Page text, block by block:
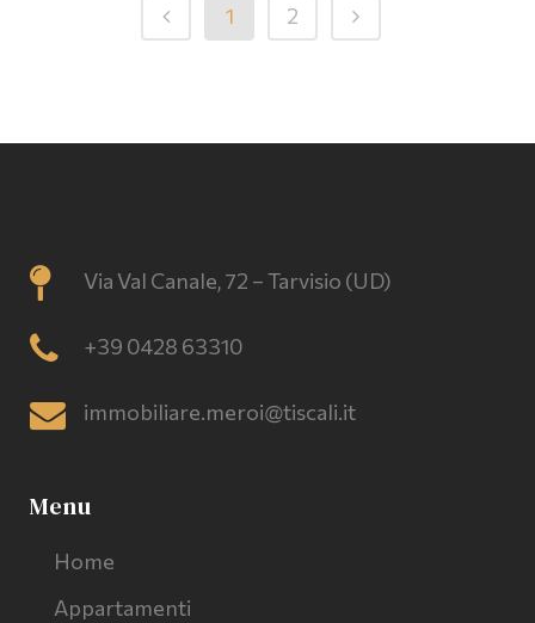
1 2
Via Val Canale, 72 – Tarvisio (UD)
+39 0428 63310
immobiliare.meroi@tiscali.it
Menu
Home
Appartamenti